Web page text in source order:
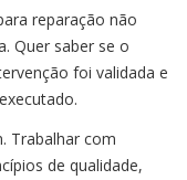
reparação não
Quer saber se o
foi validada e
Trabalhar com
de qualidade,